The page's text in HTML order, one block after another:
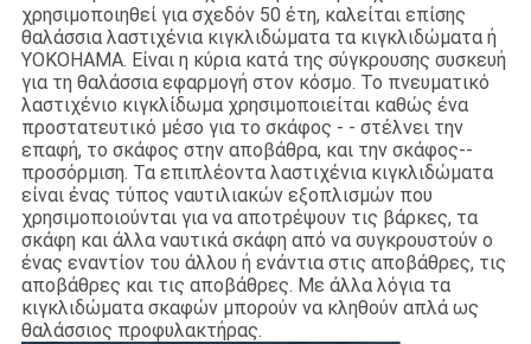
χρησιμοποιηθεί για σχεδόν 50 έτη, καλείται επίσης
θαλάσσια λαστιχένια κιγκλιδώματα τα κιγκλιδώματα ή
YOKOHAMA. Είναι η κύρια κατά της σύγκρουσης συσκευή
για τη θαλάσσια εφαρμογή στον κόσμο. Το πνευματικό
λαστιχένιο κιγκλίδωμα χρησιμοποιείται καθώς ένα
προστατευτικό μέσο για το σκάφος - - στέλνει την
επαφή, το σκάφος στην αποβάθρα, και την σκάφος--
προσόρμιση. Τα επιπλέοντα λαστιχένια κιγκλιδώματα
είναι ένας τύπος ναυτιλιακών εξοπλισμών που
χρησιμοποιούνται για να αποτρέψουν τις βάρκες, τα
σκάφη και άλλα ναυτικά σκάφη από να συγκρουστούν ο
ένας εναντίον του άλλου ή ενάντια στις αποβάθρες, τις
αποβάθρες και τις αποβάθρες. Με άλλα λόγια τα
κιγκλιδώματα σκαφών μπορούν να κληθούν απλά ως
θαλάσσιος προφυλακτήρας.